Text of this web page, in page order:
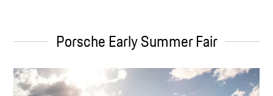
Porsche Early Summer Fair